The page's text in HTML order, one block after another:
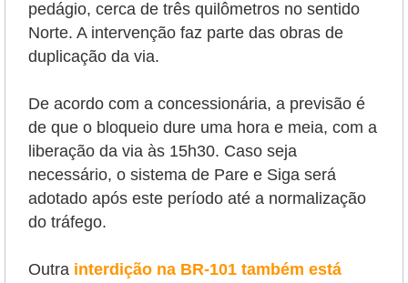
pedágio, cerca de três quilômetros no sentido
Norte. A intervenção faz parte das obras de
duplicação da via.
De acordo com a concessionária, a previsão é
de que o bloqueio dure uma hora e meia, com a
liberação da via às 15h30. Caso seja
necessário, o sistema de Pare e Siga será
adotado após este período até a normalização
do tráfego.
Outra interdição na BR-101 também está